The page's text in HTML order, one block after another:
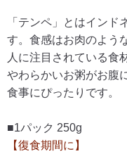
「テンペ」とはイン
す。食感はお肉のよう
人に注目されている食
やわらかいお粥がお腹
食事にぴったりです。
■1パック 250g
【復食期間に】